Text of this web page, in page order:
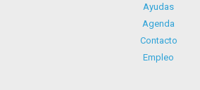
Ayudas
Agenda
Contacto
Empleo